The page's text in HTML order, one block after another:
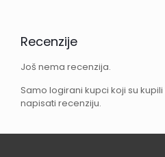
Recenzije
Još nema recenzija.
Samo logirani kupci koji su
napisati recenziju.